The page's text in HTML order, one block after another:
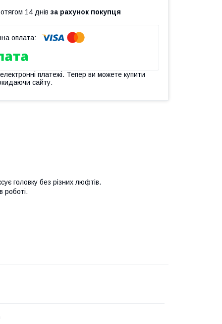
14 днів за рахунок покупця
платежі. Тепер ви можете купити
сайту.
головку без різних люфтів.
роботі.